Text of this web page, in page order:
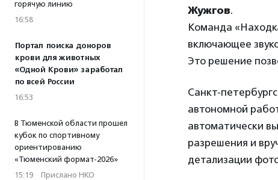
горячую линию
16:58
Портал поиска доноров
крови для животных
«Одной Крови» заработал
по всей России
16:53
В Тюменской области прошел
кубок по спортивному
ориентированию
«Тюменский формат-2026»
15:19 · Прислано НКО
Жужгов.
Команда
включающее
Это решение
Санкт-
автономной
автоматически
разрешения и
детализации